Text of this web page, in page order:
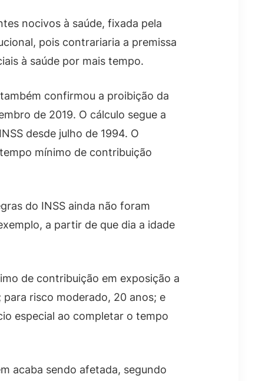
nocivos à saúde, fixada pela
pois contrariaria a premissa
à saúde por mais tempo.
confirmou a proibição da
de 2019. O cálculo segue a
desde julho de 1994. O
mínimo de contribuição
do INSS ainda não foram
a partir de que dia a idade
de contribuição em exposição a
risco moderado, 20 anos; e
especial ao completar o tempo
acaba sendo afetada, segundo